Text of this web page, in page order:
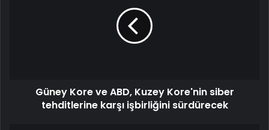
Güney Kore ve ABD, Kuzey Kore'nin siber
tehditlerine karşı işbirliğini sürdürecek